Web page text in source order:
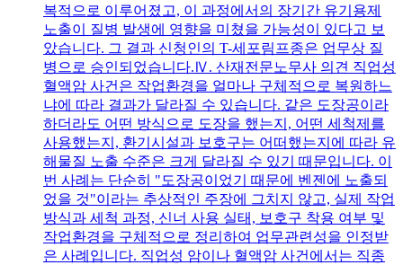
복적으로 이루어졌고, 이 과정에서의 장기간 유기용제
노출이 질병 발생에 영향을 미쳤을 가능성이 있다고 보
았습니다. 그 결과 신청인의 T-세포림프종은 업무상 질
병으로 승인되었습니다.Ⅳ. 산재전문노무사 의견 직업성
혈액암 사건은 작업환경을 얼마나 구체적으로 복원하느
냐에 따라 결과가 달라질 수 있습니다. 같은 도장공이라
하더라도 어떤 방식으로 도장을 했는지, 어떤 세척제를
사용했는지, 환기시설과 보호구는 어떠했는지에 따라 유
해물질 노출 수준은 크게 달라질 수 있기 때문입니다. 이
번 사례는 단순히 "도장공이었기 때문에 벤젠에 노출되
었을 것"이라는 추상적인 주장에 그치지 않고, 실제 작업
방식과 세척 과정, 신너 사용 실태, 보호구 착용 여부 및
작업환경을 구체적으로 정리하여 업무관련성을 인정받
은 사례입니다. 직업성 암이나 혈액암 사건에서는 직종